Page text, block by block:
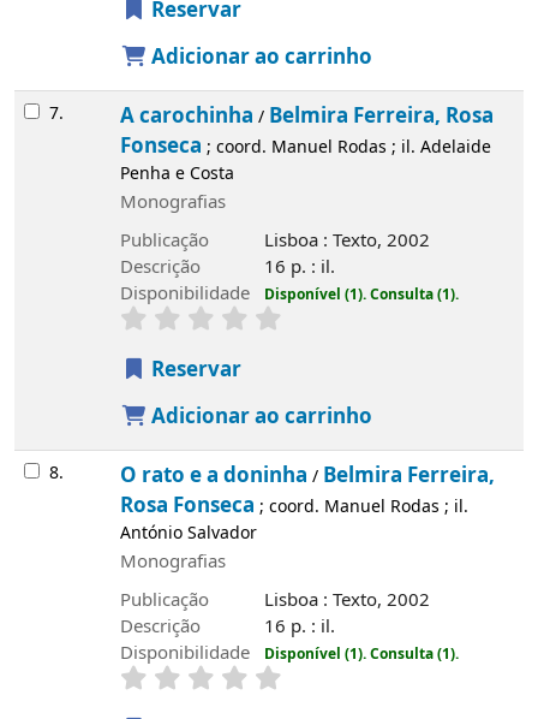
Reservar
Adicionar ao carrinho
7. A carochinha / Belmira Ferreira, Rosa
Fonseca ; coord. Manuel Rodas ; il. Adelaide
Penha e Costa
Monografias
Publicação
Lisboa : Texto, 2002
Descrição
16 p. : il.
Disponibilidade
Disponível (1).Consulta (1).
Reservar
Adicionar ao carrinho
8. O rato e a doninha / Belmira Ferreira,
Rosa Fonseca ; coord. Manuel Rodas ; il.
António Salvador
Monografias
Publicação
Lisboa : Texto, 2002
Descrição
16 p. : il.
Disponibilidade
Disponível (1).Consulta (1).